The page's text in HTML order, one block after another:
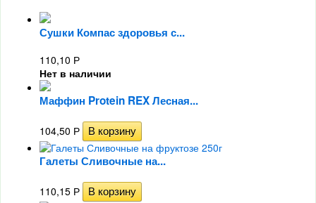
Сушки Компас здоровья с...
110,10 Р
Нет в наличии
Маффин Protein REX Лесная...
104,50 Р
Галеты Сливочные на...
110,15 Р